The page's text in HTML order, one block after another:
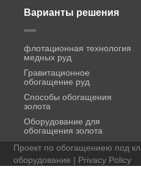
Варианты решения
флотационная технология
медных руд
Гравитационное
обогащение руд
Способы обогащения
золота
Оборудование для
обогащения золота
Проект по обогащениею под
оборудование | Privacy Policy